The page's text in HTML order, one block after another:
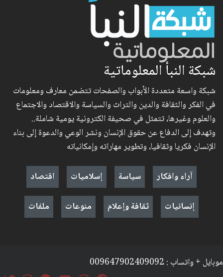
شبكة النبأ المعلوماتية
شبكة واسعة متعددة الأبواب والصفحات تتضمن معارف ومعلومات
في الفكر والثقافة والدين والتراث والسياسة والاقتصاد والاجتماع
والعلوم وغيرها، تتمثل في صحيفة الكترونية يومية شاملة..
وتهدف إلى الدفاع عن حقوق الإنسان ونشر الوعي والدعوة إلى بناء
الإنسان فكريا وثقافيا، وتطوير مهاراته وإمكانياته
آراء وافكار
سياسة إسلاميات
اقتصاد
إنسانيات
ثقافة وإعلام منوعات ملفات
موبايل + واتساب : 009647902409092